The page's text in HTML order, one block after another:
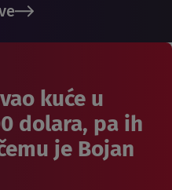
kuće u
dolara, pa ih
je Bojan